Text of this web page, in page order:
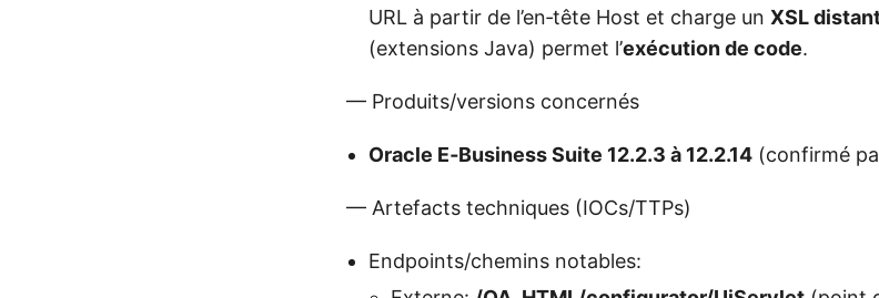
URL à partir de l’en‑tête Host et charge un XSL
(extensions Java) permet l’exécution de code.
— Produits/versions concernés
Oracle E‑Business Suite 12.2.3 à 12.2.14 (confirmé
— Artefacts techniques (IOCs/TTPs)
Endpoints/chemins notables: